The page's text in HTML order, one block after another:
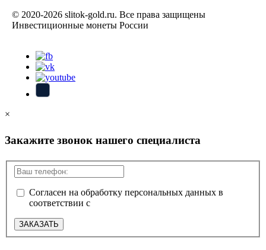
© 2020-2026 slitok-gold.ru. Все права защищены
Инвестиционные монеты России
×
Закажите звонок нашего специалиста
Согласен на обработку персональных данных в
соответствии с
ЗАКАЗАТЬ